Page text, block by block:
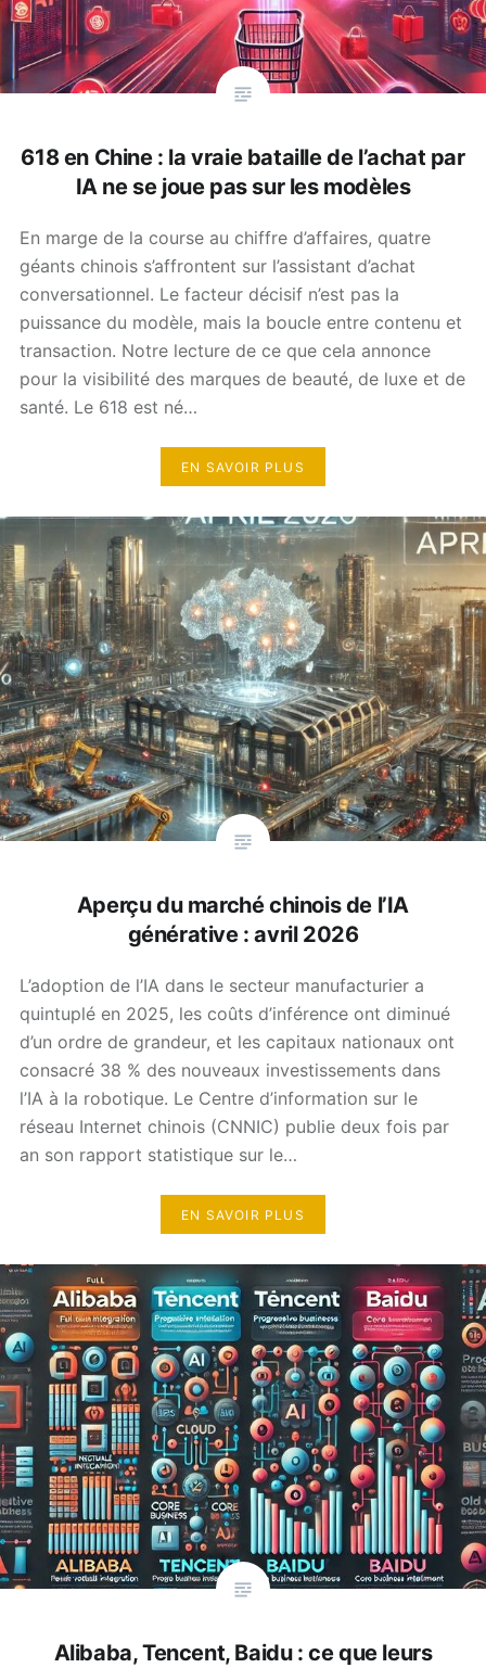
618 en Chine : la vraie bataille de l’achat par
IA ne se joue pas sur les modèles
En marge de la course au chiffre d’affaires, quatre
géants chinois s’affrontent sur l’assistant d’achat
conversationnel. Le facteur décisif n’est pas la
puissance du modèle, mais la boucle entre contenu et
transaction. Notre lecture de ce que cela annonce
pour la visibilité des marques de beauté, de luxe et de
santé. Le 618 est né…
EN SAVOIR PLUS
Aperçu du marché chinois de l’IA
générative : avril 2026
L’adoption de l’IA dans le secteur manufacturier a
quintuplé en 2025, les coûts d’inférence ont diminué
d’un ordre de grandeur, et les capitaux nationaux ont
consacré 38 % des nouveaux investissements dans
l’IA à la robotique. Le Centre d’information sur le
réseau Internet chinois (CNNIC) publie deux fois par
an son rapport statistique sur le…
EN SAVOIR PLUS
Alibaba, Tencent, Baidu : ce que leurs